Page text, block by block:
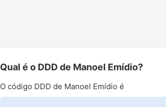
Qual é o DDD de Manoel Emídio?
O código DDD de Manoel Emídio é